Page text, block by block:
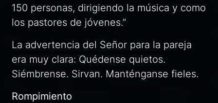
150 personas, dirigiendo la música y como
los pastores de jóvenes.”
La advertencia del Señor para la pareja
era muy clara: Quédense quietos.
Siémbrense. Sirvan. Manténganse fieles.
Rompimiento